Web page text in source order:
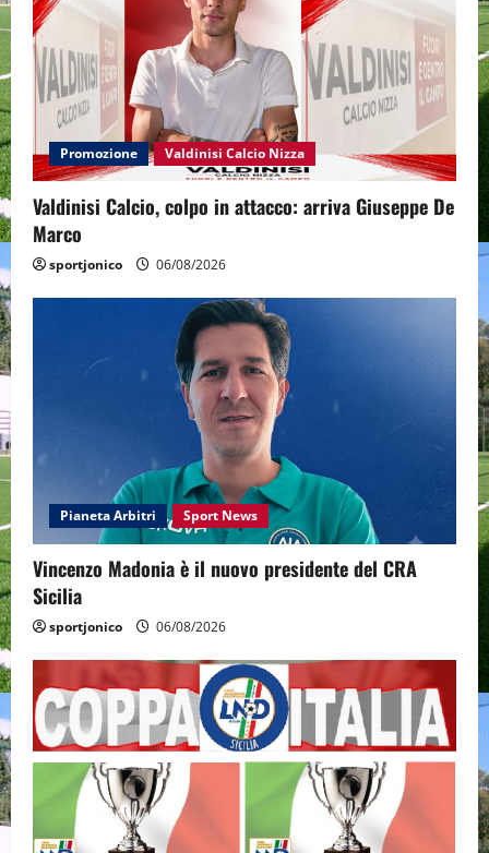
Promozione Valdinisi Calcio Nizza
Valdinisi Calcio, colpo in attacco: arriva Giuseppe De
Marco
sportjonico 06/08/2026
Pianeta Arbitri Sport News
Vincenzo Madonia è il nuovo presidente del CRA
Sicilia
sportjonico 06/08/2026